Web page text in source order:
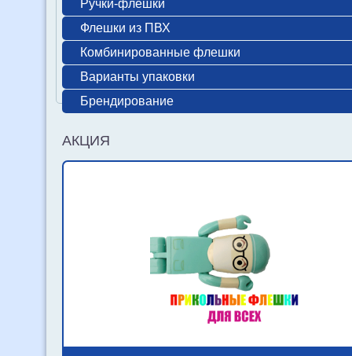
Ручки-флешки
Флешки из ПВХ
Комбинированные флешки
Варианты упаковки
Брендирование
АКЦИЯ